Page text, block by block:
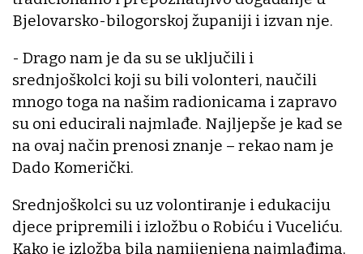
Bjelovarsko-bilogorskoj županiji i izvan nje.
- Drago nam je da su se uključili i
srednjoškolci koji su bili volonteri, naučili
mnogo toga na našim radionicama i zapravo
su oni educirali najmlađe. Najljepše je kad se
na ovaj način prenosi znanje – rekao nam je
Dado Komerički.
Srednjoškolci su uz volontiranje i edukaciju
djece pripremili i izložbu o Robiću i Vuceliću.
Kako je izložba bila namijenjena najmlađima,